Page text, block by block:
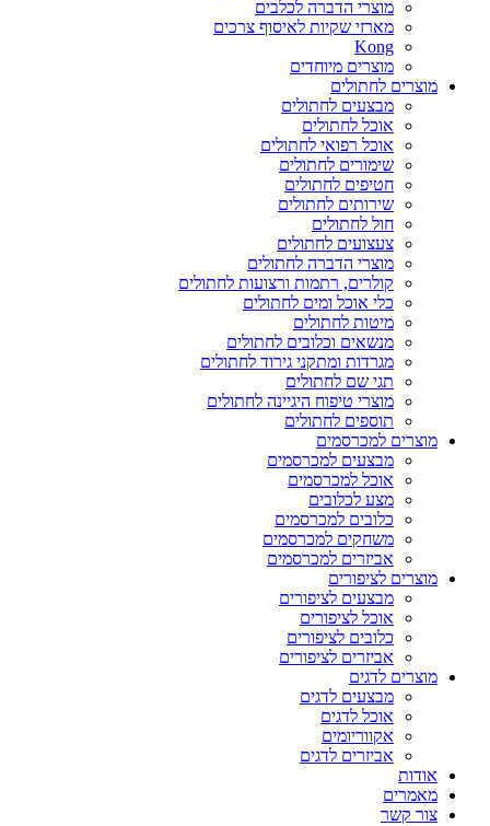
מוצרי הדברה לכלבים
מארזי שקיות לאיסוף צרכים
Kong
מוצרים מיוחדים
מוצרים לחתולים
מבצעים לחתולים
אוכל לחתולים
אוכל רפואי לחתולים
שימורים לחתולים
חטיפים לחתולים
שירותים לחתולים
חול לחתולים
צעצועים לחתולים
מוצרי הדברה לחתולים
קולרים, רתמות ורצועות לחתולים
כלי אוכל ומים לחתולים
מיטות לחתולים
מנשאים וכלובים לחתולים
מגרדות ומתקני גירוד לחתולים
תגי שם לחתולים
מוצרי טיפוח היגיינה לחתולים
תוספים לחתולים
מוצרים למכרסמים
מבצעים למכרסמים
אוכל למכרסמים
מצע לכלובים
כלובים למכרסמים
משחקים למכרסמים
אביזרים למכרסמים
מוצרים לציפורים
מבצעים לציפורים
אוכל לציפורים
כלובים לציפורים
אביזרים לציפורים
מוצרים לדגים
מבצעים לדגים
אוכל לדגים
אקווריומים
אביזרים לדגים
אודות
מאמרים
צור קשר